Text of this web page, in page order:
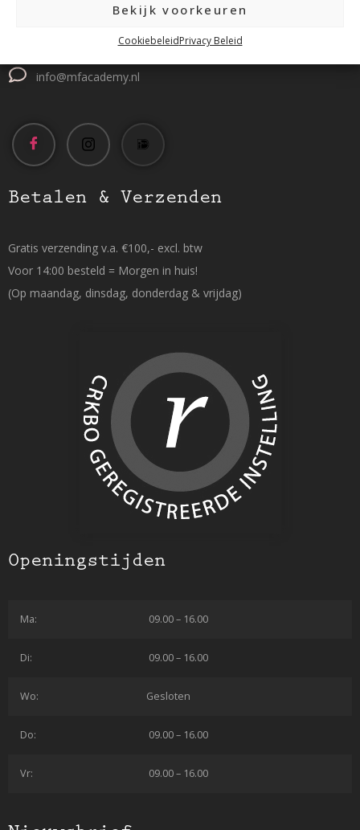
Bekijk voorkeuren
CookiebeleidPrivacy Beleid
info@mfacademy.nl
Betalen & Verzenden
Gratis verzending v.a. €100,- excl. btw
Voor 14:00 besteld = Morgen in huis!
(Op maandag, dinsdag, donderdag & vrijdag)
Openingstijden
Ma: 09.00 – 16.00
Di: 09.00 – 16.00
Wo: Gesloten
Do: 09.00 – 16.00
Vr: 09.00 – 16.00